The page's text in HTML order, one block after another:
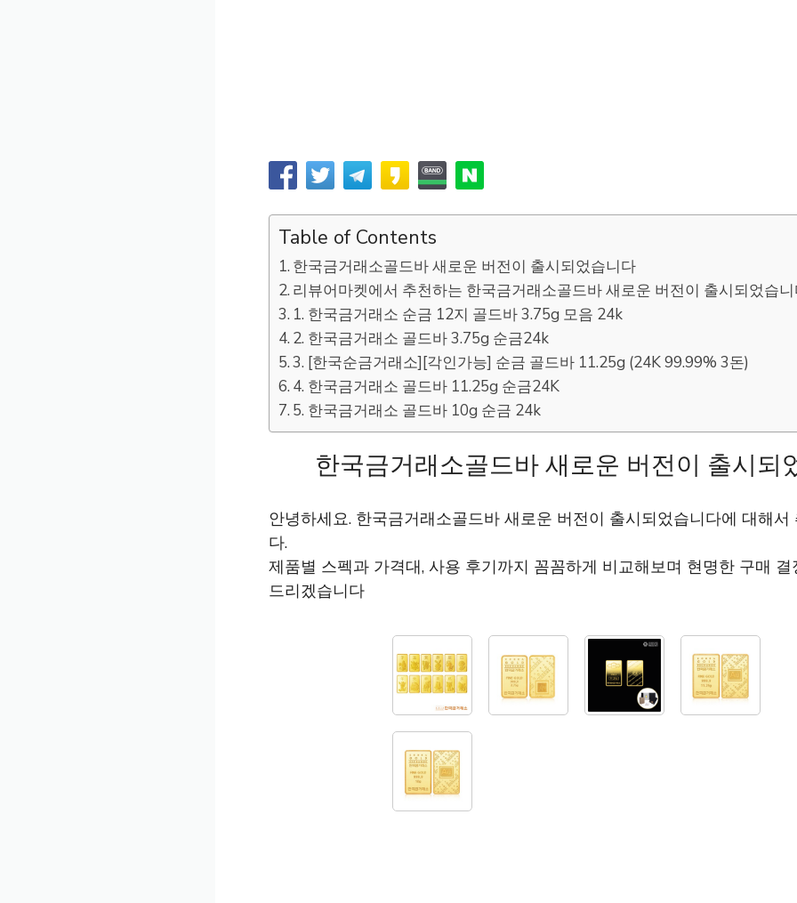
Table of Contents
한국금거래소골드바 새로운 버전이 출시되었습니다
리뷰어마켓에서 추천하는 한국금거래소골드바 새로운 버전이 출시되었습
1. 한국금거래소 순금 12지 골드바 3.75g 모음 24k
2. 한국금거래소 골드바 3.75g 순금24k
3. [한국순금거래소][각인가능] 순금 골드바 11.25g (24K 99.99% 3돈)
4. 한국금거래소 골드바 11.25g 순금24K
5. 한국금거래소 골드바 10g 순금 24k
한국금거래소골드바 새로운 버전이 출시되
안녕하세요. 한국금거래소골드바 새로운 버전이 출시되었습니다에 대해
다.
제품별 스펙과 가격대, 사용 후기까지 꼼꼼하게 비교해보며 현명한 구매
드리겠습니다